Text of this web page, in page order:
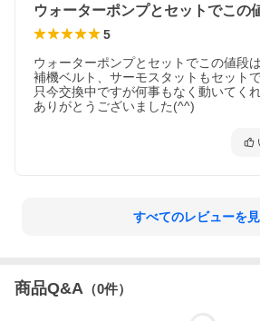
5
ウォーターポンプとセットでこの値段
補機ベルト、サーモスタットもセット
只今交換中ですが何事もなく動いてく
ありがとうございました(^^)
すべてのレビューを
商品Q&A （0件）